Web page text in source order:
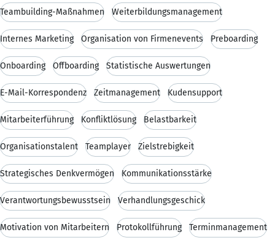
Teambuilding-Maßnahmen Weiterbildungsmanagement
Internes Marketing Organisation von Firmenevents Preboarding
Onboarding Offboarding Statistische Auswertungen
E-Mail-Korrespondenz Zeitmanagement Kudensupport
Mitarbeiterführung Konfliktlösung Belastbarkeit
Organisationstalent Teamplayer Zielstrebigkeit
Strategisches Denkvermögen Kommunikationsstärke
Verantwortungsbewusstsein Verhandlungsgeschick
Motivation von Mitarbeitern Protokollführung Terminmanagement